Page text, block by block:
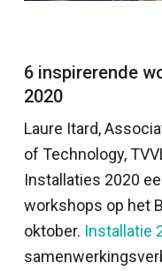
6 inspirerende
2020
Laure Itard,
of Technology,
Installaties 2020
workshops op het
oktober. Installatie